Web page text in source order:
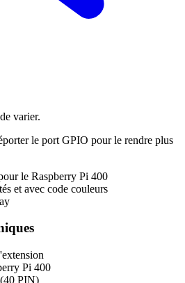
varier.
le port GPIO pour le rendre plus
le Raspberry Pi 400
et avec code couleurs
Pi 400
PIN)